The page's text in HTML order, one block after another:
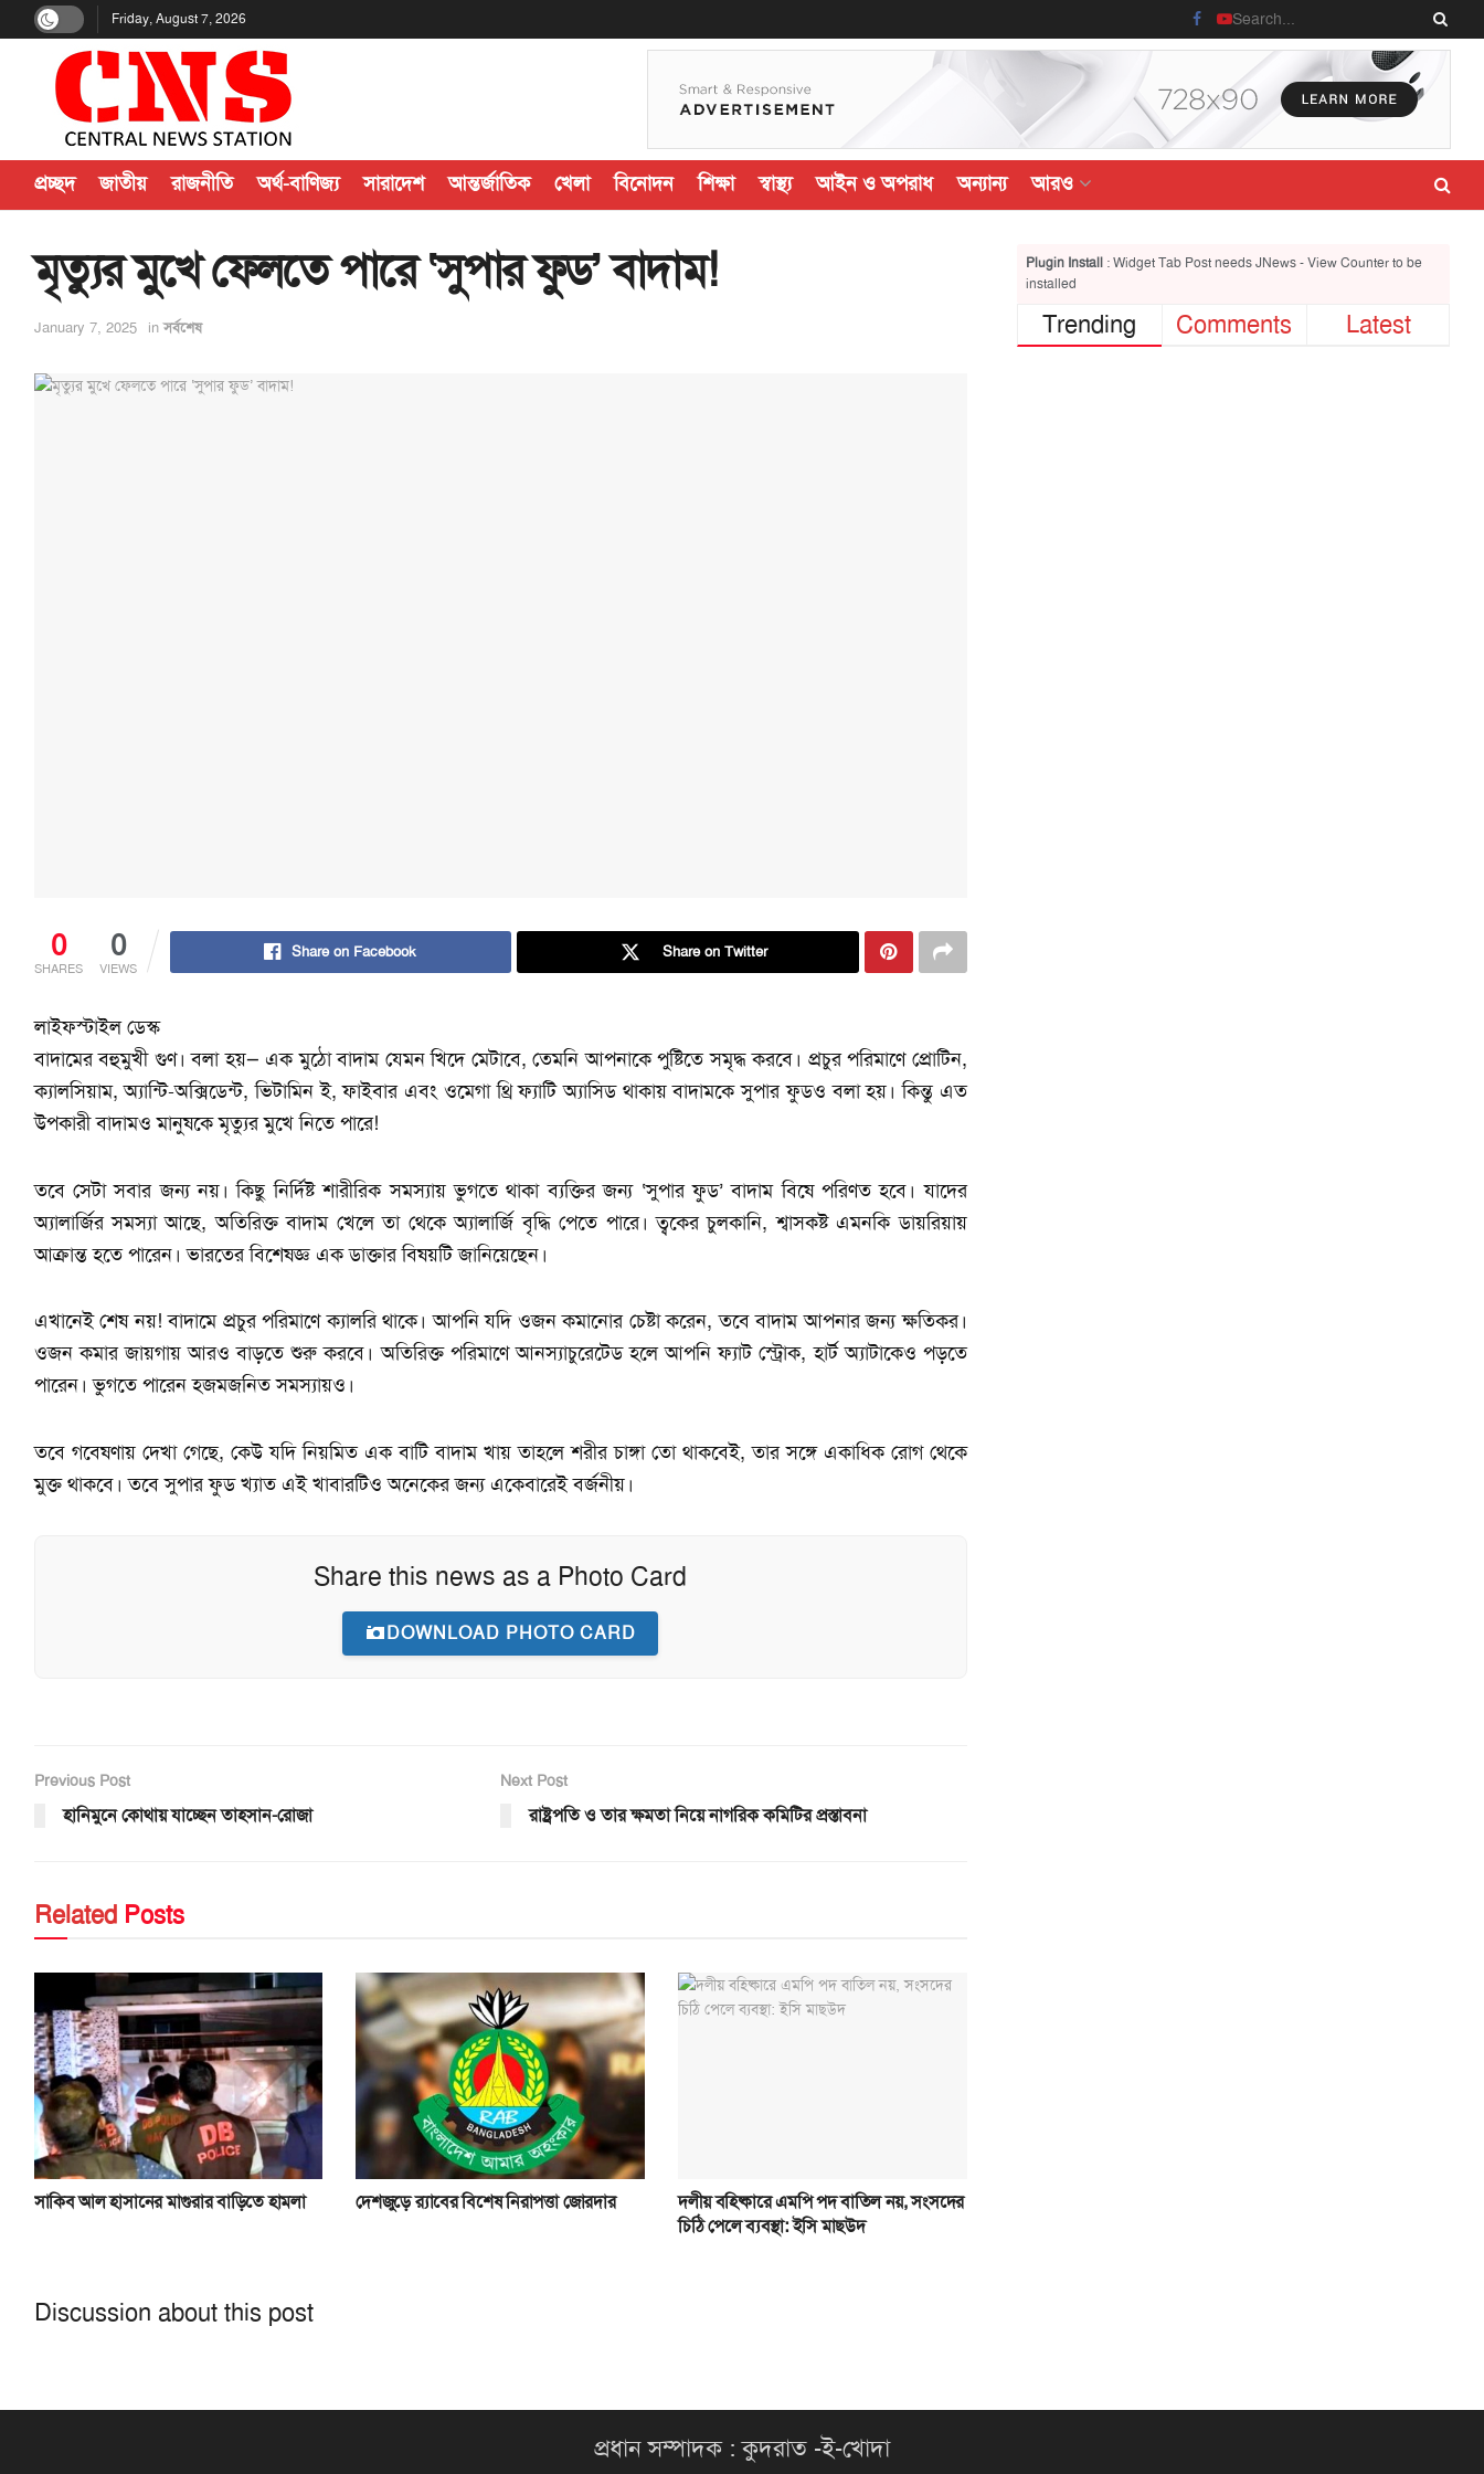
Friday, August 7, 2026
প্রচ্ছদ জাতীয় রাজনীতি অর্থ-বাণিজ্য সারাদেশ আন্তর্জাতিক খেলা বিনোদন শিক্ষা স্বাস্থ্য আইন ও অপরাধ অন্যান্য আরও
মৃত্যুর মুখে ফেলতে পারে ‘সুপার ফুড’ বাদাম!
January 7, 2025 in সর্বশেষ
0
SHARES
0
VIEWS
Share on Facebook Share on Twitter
লাইফস্টাইল ডেস্ক
বাদামের বহুমুখী গুণ। বলা হয়— এক মুঠো বাদাম যেমন খিদে মেটাবে, তেমনি আপনাকে পুষ্টিতে সমৃদ্ধ করবে। প্রচুর পরিমাণে প্রোটিন,
ক্যালসিয়াম, অ্যান্টি-অক্সিডেন্ট, ভিটামিন ই, ফাইবার এবং ওমেগা থ্রি ফ্যাটি অ্যাসিড থাকায় বাদামকে সুপার ফুডও বলা হয়। কিন্তু এত
উপকারী বাদামও মানুষকে মৃত্যুর মুখে নিতে পারে!
তবে সেটা সবার জন্য নয়। কিছু নির্দিষ্ট শারীরিক সমস্যায় ভুগতে থাকা ব্যক্তির জন্য ‘সুপার ফুড’ বাদাম বিষে পরিণত হবে। যাদের
অ্যালার্জির সমস্যা আছে, অতিরিক্ত বাদাম খেলে তা থেকে অ্যালার্জি বৃদ্ধি পেতে পারে। ত্বকের চুলকানি, শ্বাসকষ্ট এমনকি ডায়রিয়ায়
আক্রান্ত হতে পারেন। ভারতের বিশেষজ্ঞ এক ডাক্তার বিষয়টি জানিয়েছেন।
এখানেই শেষ নয়! বাদামে প্রচুর পরিমাণে ক্যালরি থাকে। আপনি যদি ওজন কমানোর চেষ্টা করেন, তবে বাদাম আপনার জন্য ক্ষতিকর।
ওজন কমার জায়গায় আরও বাড়তে শুরু করবে। অতিরিক্ত পরিমাণে আনস্যাচুরেটেড হলে আপনি ফ্যাট স্ট্রোক, হার্ট অ্যাটাকেও পড়তে
পারেন। ভুগতে পারেন হজমজনিত সমস্যায়ও।
তবে গবেষণায় দেখা গেছে, কেউ যদি নিয়মিত এক বাটি বাদাম খায় তাহলে শরীর চাঙ্গা তো থাকবেই, তার সঙ্গে একাধিক রোগ থেকে
মুক্ত থাকবে। তবে সুপার ফুড খ্যাত এই খাবারটিও অনেকের জন্য একেবারেই বর্জনীয়।
Share this news as a Photo Card
DOWNLOAD PHOTO CARD
Previous Post
হানিমুনে কোথায় যাচ্ছেন তাহসান-রোজা
Next Post
রাষ্ট্রপতি ও তার ক্ষমতা নিয়ে নাগরিক কমিটির প্রস্তাবনা
RelatedPosts
সাকিব আল হাসানের মাগুরার বাড়িতে হামলা দেশজুড়ে র‌্যাবের বিশেষ নিরাপত্তা জোরদার
দলীয় বহিষ্কারে এমপি পদ বাতিল নয়, সংসদের
চিঠি পেলে ব্যবস্থা: ইসি মাছউদ
Discussion about this post
Plugin Install: Widget Tab Post needs JNews - View Counter to be
installed
Trending Comments Latest
প্রধান সম্পাদক : কুদরাত -ই-খোদা